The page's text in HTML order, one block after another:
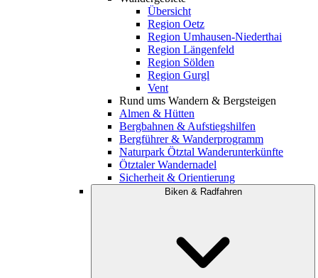
Übersicht
Region Oetz
Region Umhausen-Niederthai
Region Längenfeld
Region Sölden
Region Gurgl
Vent
Rund ums Wandern & Bergsteigen
Almen & Hütten
Bergbahnen & Aufstiegshilfen
Bergführer & Wanderprogramm
Naturpark Ötztal Wanderunterkünfte
Ötztaler Wandernadel
Sicherheit & Orientierung
Biken & Radfahren